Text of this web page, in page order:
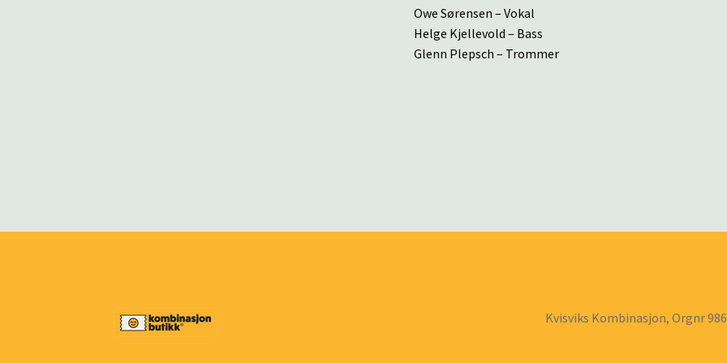
Owe Sørensen – Vokal
Helge Kjellevold – Bass
Glenn Plepsch – Trommer
Kvisviks Kombinasjon, Orgnr